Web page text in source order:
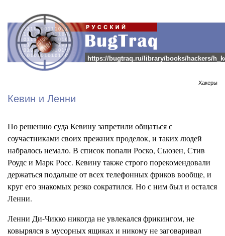
https://bugtraq.ru/library/books/hackers/
Хакеры
Кевин и Ленни
По решению суда Кевинузапретили общаться с
соучастниками своих прежних проделок, и таких людей
набралось немало. В список попали Роско, Сьюзен, Стив
Роудси Марк Росс. Кевину такжестрого порекомендовали
держаться подальше от всех телефонныхфриков вообще, и
круг его знакомых резко сократился. Но с ним был и остался
Ленни.
Ленни Ди-Чикконикогда не увлекалсяфрикингом, не
ковырялся в мусорных ящиках и никому не заговаривал